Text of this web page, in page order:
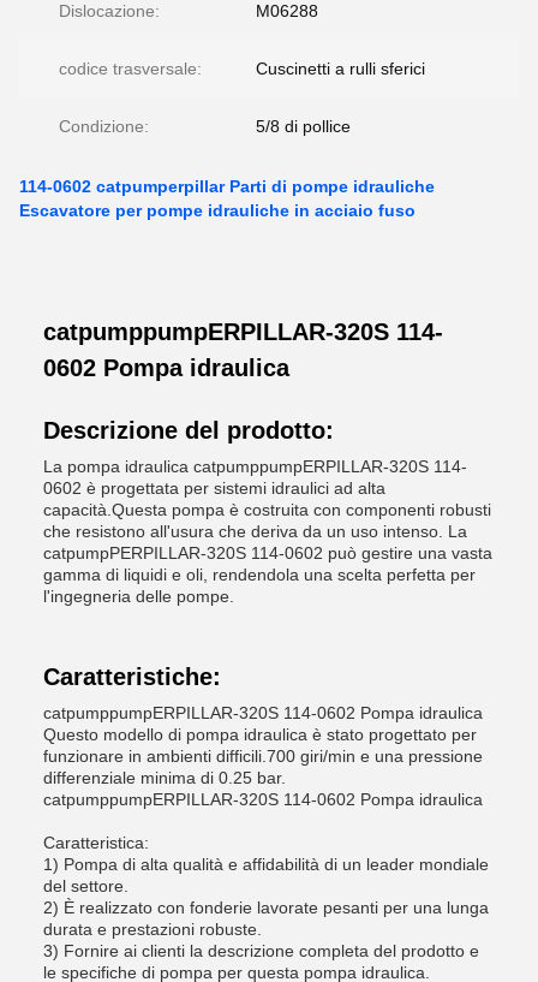
Dislocazione: M06288
codice trasversale: Cuscinetti a rulli sferici
Condizione: 5/8 di pollice
114-0602 catpumperpillar Parti di pompe idrauliche
Escavatore per pompe idrauliche in acciaio fuso
catpumppumpERPILLAR-320S 114-
0602 Pompa idraulica
Descrizione del prodotto:
La pompa idraulica catpumppumpERPILLAR-320S 114-
0602 è progettata per sistemi idraulici ad alta
capacità.Questa pompa è costruita con componenti robusti
che resistono all'usura che deriva da un uso intenso. La
catpumpPERPILLAR-320S 114-0602 può gestire una vasta
gamma di liquidi e oli, rendendola una scelta perfetta per
l'ingegneria delle pompe.
Caratteristiche:
catpumppumpERPILLAR-320S 114-0602 Pompa idraulica
Questo modello di pompa idraulica è stato progettato per
funzionare in ambienti difficili.700 giri/min e una pressione
differenziale minima di 0.25 bar.
catpumppumpERPILLAR-320S 114-0602 Pompa idraulica
Caratteristica:
1) Pompa di alta qualità e affidabilità di un leader mondiale
del settore.
2) È realizzato con fonderie lavorate pesanti per una lunga
durata e prestazioni robuste.
3) Fornire ai clienti la descrizione completa del prodotto e
le specifiche di pompa per questa pompa idraulica.